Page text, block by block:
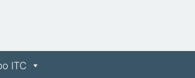
ITC